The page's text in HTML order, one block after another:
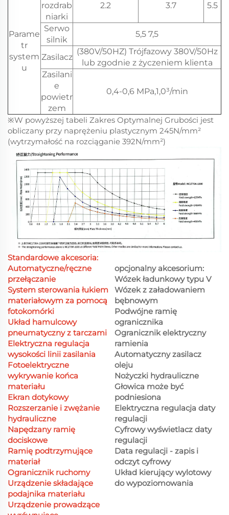
Parame
tr
system
u
rozdrab
niarki
2.2 3.7 5.5
Serwo
silnik
5,5 7,5
Zasilacz
(380V/50HZ) Trójfazowy 380V/50Hz
lub zgodnie z życzeniem klienta
Zasilani
e
powietr
zem
0,4-0,6 MPa,1,0³/min
※W powyższej tabeli Zakres Optymalnej Grubości jest
obliczany przy naprężeniu plastycznym 245N/mm²
(wytrzymałość na rozciąganie 392N/mm²)
Standardowe akcesoria:
Automatyczne/ręczne
przełączanie
System sterowania łukiem
materiałowym za pomocą
fotokomórki
Układ hamulcowy
pneumatyczny z tarczami
Elektryczna regulacja
wysokości linii zasilania
Fotoelektryczne
wykrywanie końca
materiału
Ekran dotykowy
Rozszerzanie i zwężanie
hydrauliczne
Napędzany ramię
dociskowe
Ramię podtrzymujące
materiał
Ogranicznik ruchomy
Urządzenie składające
podajnika materiału
Urządzenie prowadzące
opcjonalny akcesorium:
Wózek ładunkowy typu V
Wózek z załadowaniem
bębnowym
Podwójne ramię
ogranicznika
Ogranicznik elektryczny
ramienia
Automatyczny zasilacz
oleju
Nożyczki hydrauliczne
Głowica może być
podniesiona
Elektryczna regulacja daty
regulacji
Cyfrowy wyświetlacz daty
regulacji
Data regulacji - zapis i
odczyt cyfrowy
Układ kierujący wylotowy
do wypoziomowania